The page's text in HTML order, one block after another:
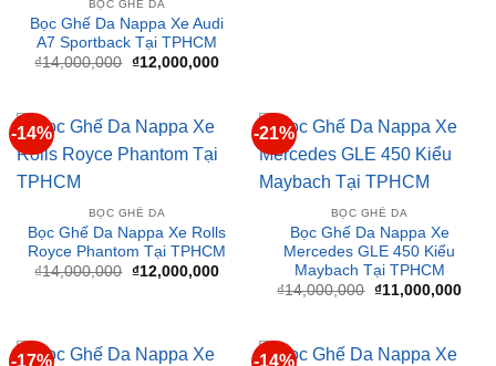
14,000,000 Giá
gốc
là:
₫14,000,000.
₫12,000,000
hiện
tại
₫12,000,000.
BỌC GHẾ DA
Bọc Ghế Da Nappa Xe Rolls
14,000,000 Giá
gốc
là:
₫14,000,000.
₫12,000,000
hiện
tại
là:
₫12,000,000.
BỌC GHẾ DA
Bọc Ghế Da Nappa Xe
Mercedes GLE 450 Kiểu
Maybach Tại TPHCM
14,000,000 Giá
gốc
là:
₫14,000,000.
₫ 11,000,000
BỌC GHẾ DA BỌC GHẾ DA